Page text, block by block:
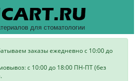
для стоматологии
заказы ежедневно с 10:00 до
с 10:00 до 18:00 ПН-ПТ (без